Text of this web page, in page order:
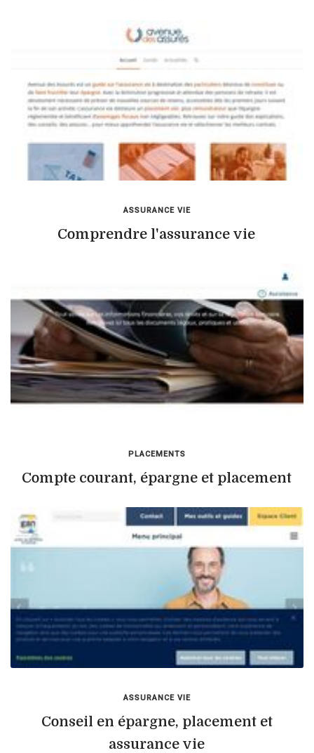
ASSURANCE VIE
Comprendre l'assurance vie
PLACEMENTS
Compte courant, épargne et placement
ASSURANCE VIE
Conseil en épargne, placement et
assurance vie